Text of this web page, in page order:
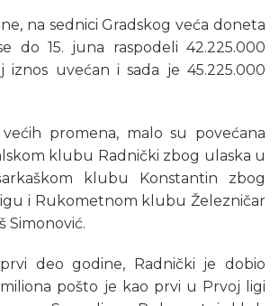
na sednici Gradskog veća doneta
do 15. juna raspodeli 42.225.000
iznos uvećan i sada je 45.225.000
promena, malo su povećana
klubu Radnički zbog ulaska u
klubu Konstantin zbog
i Rukometnom klubu Železničar
Simonović.
deo godine, Radnički je dobio
pošto je kao prvi u Prvoj ligi